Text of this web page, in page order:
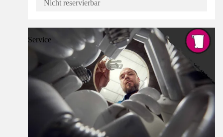
Nicht reservierbar
Service